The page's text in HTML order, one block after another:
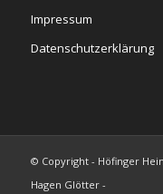
Impressum
Datenschutzerklärung
© Copyright - Höfinger
Hagen Glötter -